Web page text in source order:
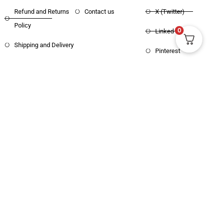
Refund and Returns
Policy
Shipping and Delivery
X (Twitter)
Linked in
0